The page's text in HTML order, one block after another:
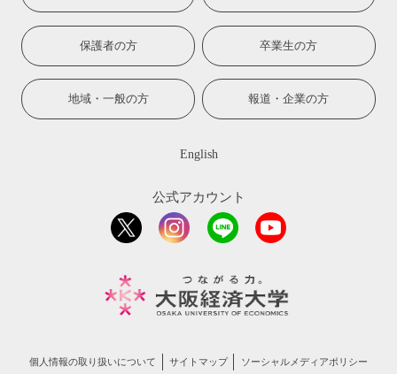
保護者の方 卒業生の方
地域・一般の方 報道・企業の方
English
公式アカウント
個人情報の取り扱いについて サイトマップ ソーシャルメディアポリシー